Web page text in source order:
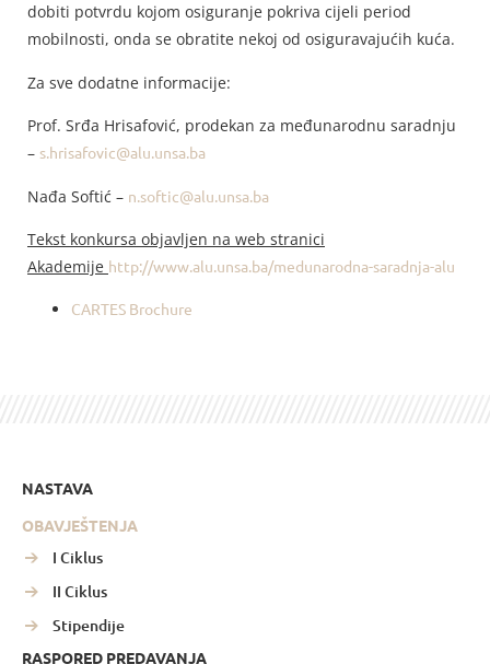
dobiti potvrdu kojom osiguranje pokriva cijeli period
mobilnosti, onda se obratite nekoj od osiguravajućih kuća.
Za sve dodatne informacije:
Prof. Srđa Hrisafović, prodekan za međunarodnu saradnju
– s.hrisafovic@alu.unsa.ba
Nađa Softić – n.softic@alu.unsa.ba
Tekst konkursa objavljen na web stranici
Akademije http://www.alu.unsa.ba/medunarodna-saradnja-alu
CARTES Brochure
NASTAVA
OBAVJEŠTENJA
I Ciklus
II Ciklus
Stipendije
RASPORED PREDAVANJA